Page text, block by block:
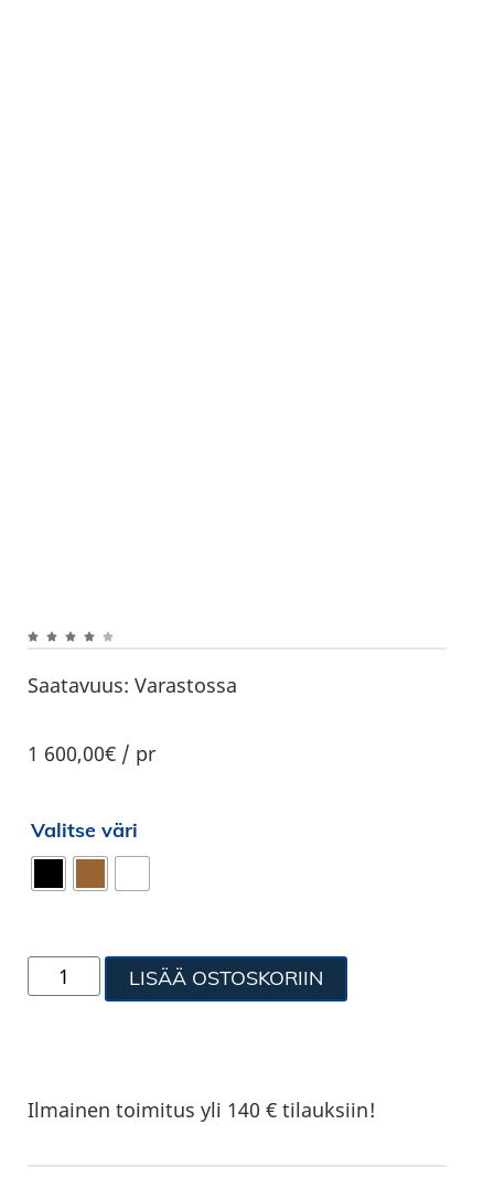
Saatavuus: Varastossa
1 600,00€ / pr
Valitse väri
LISÄÄ OSTOSKORIIN
Ilmainen toimitus yli 140 € tilauksiin!